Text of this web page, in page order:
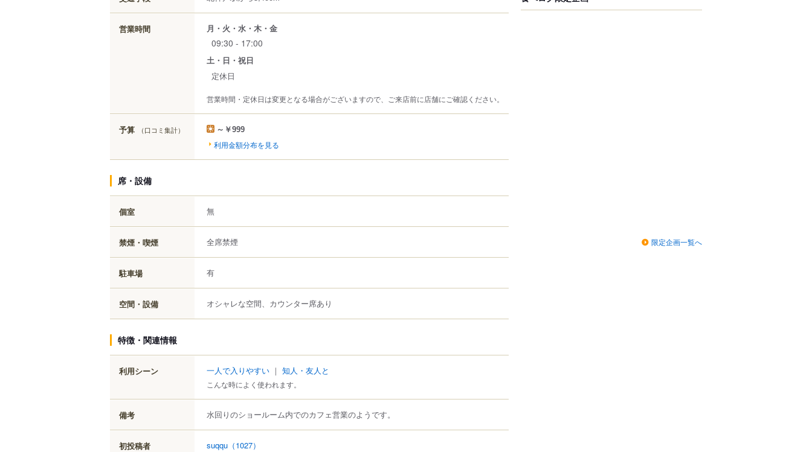
営業時間 月・火・水・木・金
09:30 - 17:00
土・日・祝日
定休日
営業時間・定休日は変更となる場合がございますので、ご来店前に店舗にご確認ください。
予算 （口コミ集計） ～￥999
利用金額分布を見る
席・設備
個室 無
禁煙・喫煙 全席禁煙
駐車場 有
空間・設備 オシャレな空間、カウンター席あり
特徴・関連情報
利用シーン 一人で入りやすい ｜ 知人・友人と
こんな時によく使われます。
備考 水回りのショールーム内でのカフェ営業のようです。
初投稿者 suqqu （1027）
限定企画一覧へ